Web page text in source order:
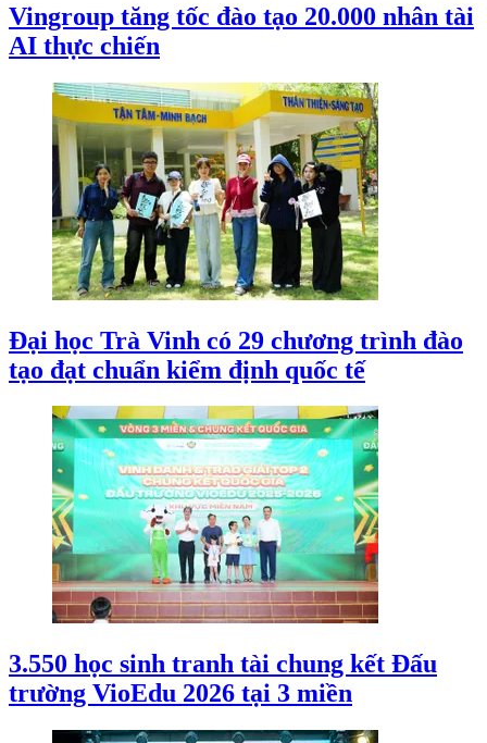
Vingroup tăng tốc đào tạo 20.000 nhân tài
AI thực chiến
Đại học Trà Vinh có 29 chương trình đào
tạo đạt chuẩn kiểm định quốc tế
3.550 học sinh tranh tài chung kết Đấu
trường VioEdu 2026 tại 3 miền